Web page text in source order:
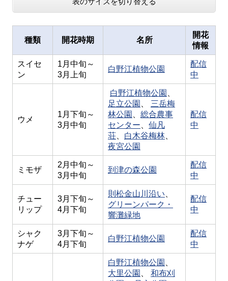
種類 開花時期 名所
開花
情報
スイセ
ン
1月中旬～
3月上旬
白野江植物公園
配信
中
ウメ
1月下旬～
3月中旬
白野江植物公園
足立公園
三岳梅
林公園
総合農事
センター
仙凡
荘
白木谷梅林
夜宮公園
配信
中
ミモザ
2月中旬～
3月中旬
到津の森公園
配信
中
チュー
リップ
3月下旬～
4月下旬
則松金山川沿い
グリーンパーク・
響灘緑地
配信
中
シャク
ナゲ
3月下旬～
4月下旬
白野江植物公園
配信
中
白野江植物公園
大里公園
和布刈